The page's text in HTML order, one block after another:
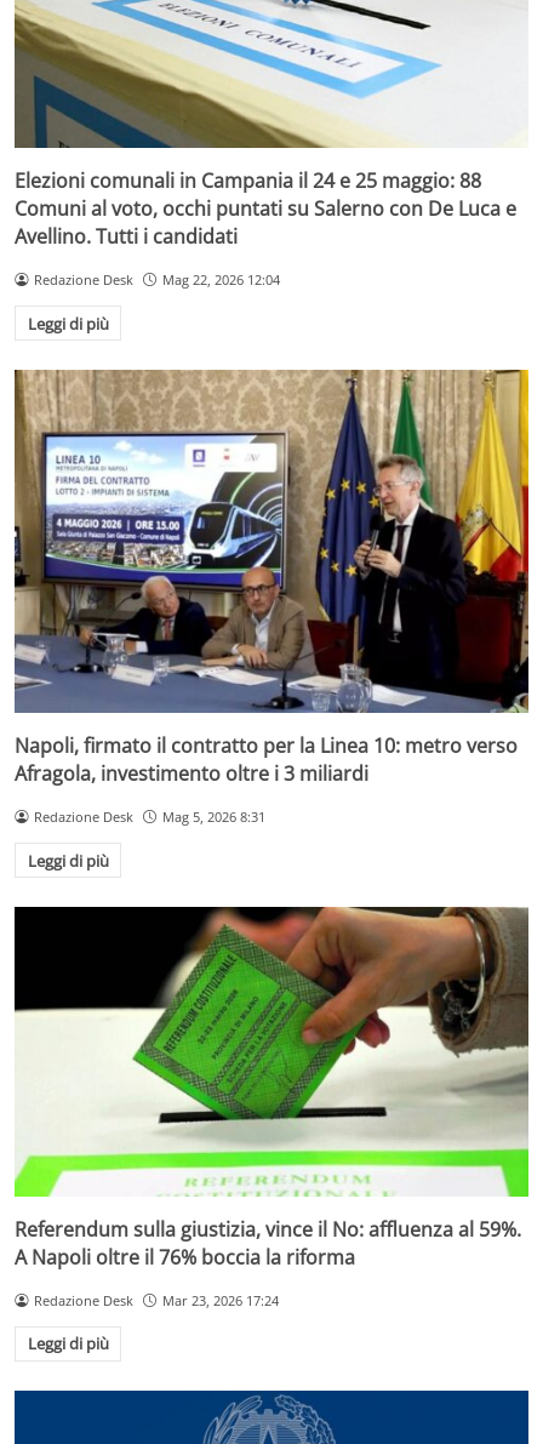
Elezioni comunali in Campania il 24 e 25 maggio: 88
Comuni al voto, occhi puntati su Salerno con De Luca e
Avellino. Tutti i candidati
Redazione Desk Mag 22, 2026 12:04
Leggi di più
Napoli, firmato il contratto per la Linea 10: metro verso
Afragola, investimento oltre i 3 miliardi
Redazione Desk Mag 5, 2026 8:31
Leggi di più
Referendum sulla giustizia, vince il No: affluenza al 59%.
A Napoli oltre il 76% boccia la riforma
Redazione Desk Mar 23, 2026 17:24
Leggi di più